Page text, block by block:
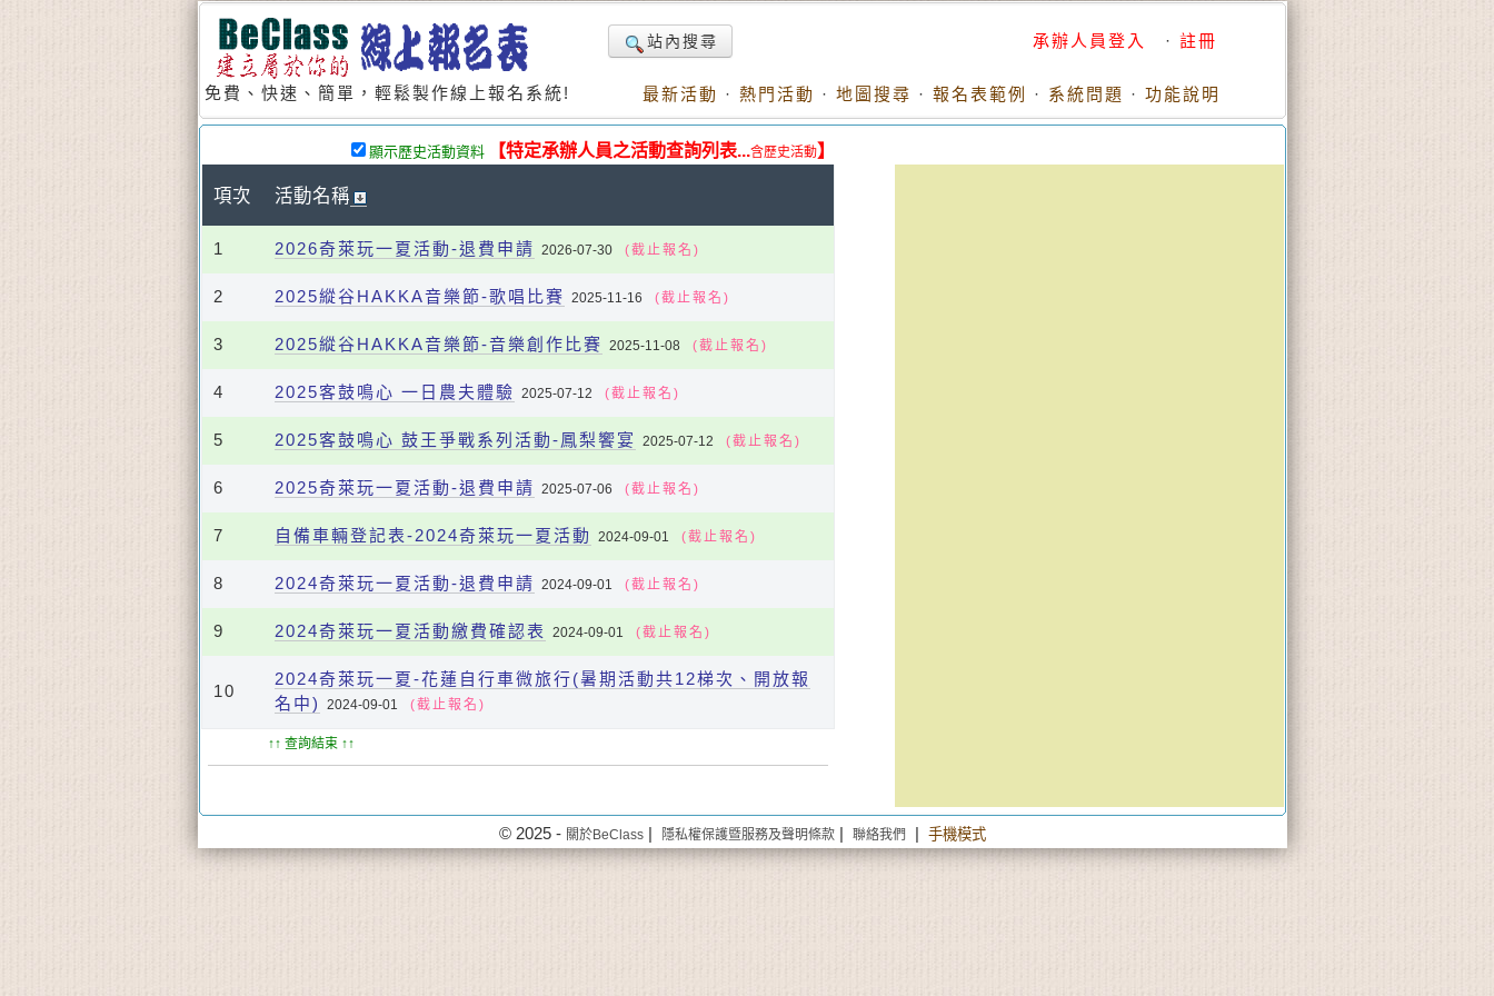
免費、快速、簡單，輕鬆製作線上報名系統!
站內搜尋 承辦人員登入 · 註冊
最新活動 · 熱門活動 · 地圖搜尋 · 報名表範例 · 系統問題 · 功能說明
顯示歷史活動資料 【特定承辦人員之活動查詢列表...含歷史活動】
項次 活動名稱
1 2026奇萊玩一夏活動-退費申請 2026-07-30 (截止報名)
2 2025縱谷HAKKA音樂節-歌唱比賽 2025-11-16 (截止報名)
3 2025縱谷HAKKA音樂節-音樂創作比賽 2025-11-08 (截止報名)
4 2025客鼓鳴心 一日農夫體驗 2025-07-12 (截止報名)
5 2025客鼓鳴心 鼓王爭戰系列活動-鳳梨饗宴 2025-07-12 (截止報名)
6 2025奇萊玩一夏活動-退費申請 2025-07-06 (截止報名)
7 自備車輛登記表-2024奇萊玩一夏活動 2024-09-01 (截止報名)
8 2024奇萊玩一夏活動-退費申請 2024-09-01 (截止報名)
9 2024奇萊玩一夏活動繳費確認表 2024-09-01 (截止報名)
10
2024奇萊玩一夏-花蓮自行車微旅行(暑期活動共12梯次、開放報
名中)
2024-09-01 (截止報名)
↑↑ 查詢結束 ↑↑
© 2025 - 關於BeClass | 隱私權保護暨服務及聲明條款 | 聯絡我們 | 手機模式